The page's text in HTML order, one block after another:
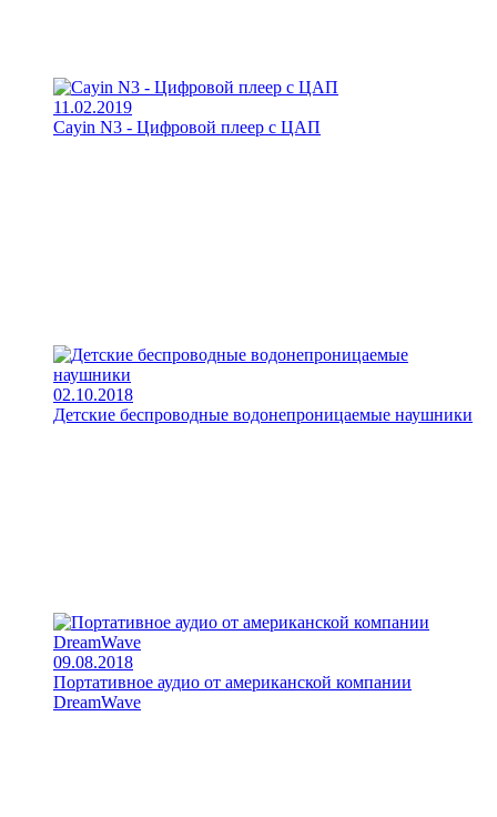
11.02.2019
Cayin N3 - Цифровой плеер с ЦАП
02.10.2018
Детские беспроводные водонепроницаемые наушники
09.08.2018
Портативное аудио от американской компании
DreamWave